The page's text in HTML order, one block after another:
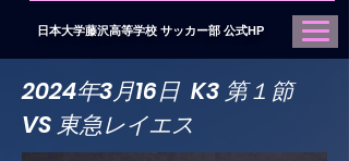
日本大学藤沢高等学校 サッカー部 公式HP
2024年3月16日 K3 第１節
VS 東急レイエス